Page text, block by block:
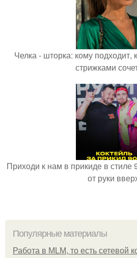
Челка - шторка: кому подходит,
стрижками
Приходи к нам в прикиде в стиле
от руки
Популярные материалы
Работа в MLM, то есть сетевой